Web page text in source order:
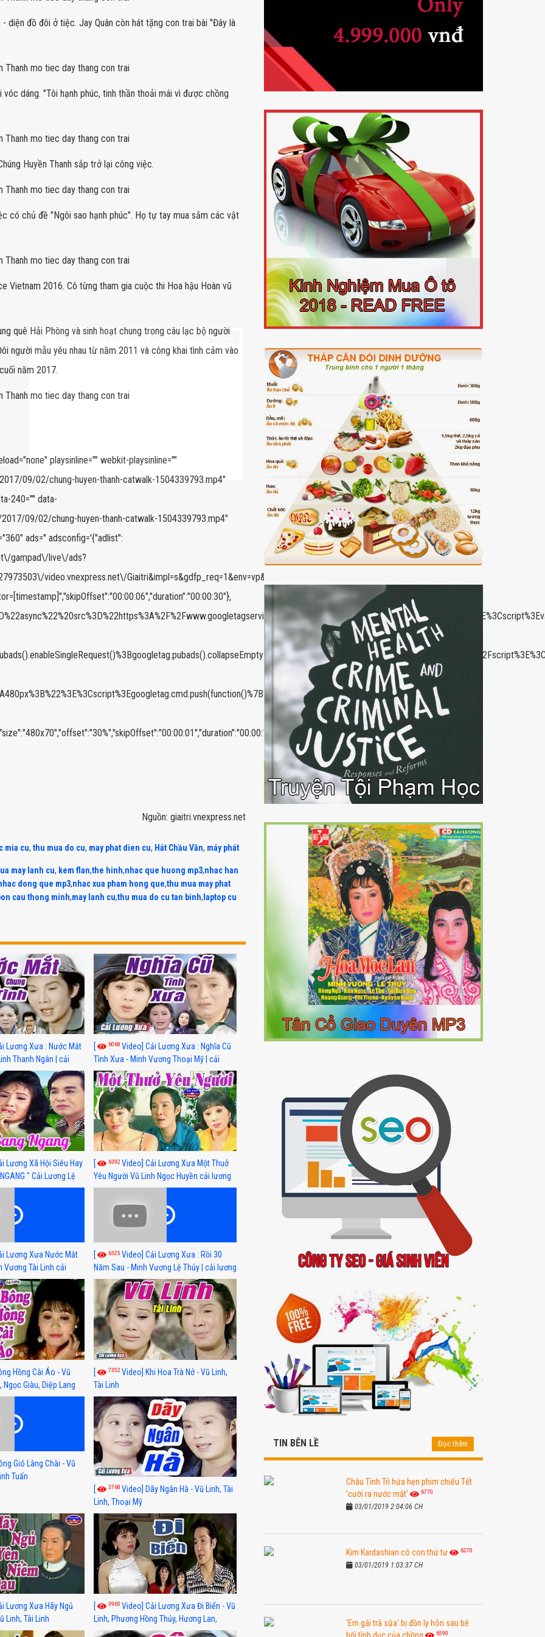
- diện đồ đôi ở tiệc. Jay Quân còn hát tặng con trai bài "Đây là
vóc dáng. "Tôi hạnh phúc, tinh thần thoải mái vì được chồng
Huyền Thanh sắp trở lại công việc.
có chủ đề "Ngôi sao hạnh phúc". Họ tự tay mua sắm các vật
Vietnam 2016. Cô từng tham gia cuộc thi Hoa hậu Hoàn vũ
quê Hải Phòng và sinh hoạt chung trong câu lạc bộ người
người mẫu yêu nhau từ năm 2011 và công khai tình cảm vào
năm 2017.
playsinline="" webkit-playsinline=""
09/02/chung-huyen-thanh-catwalk-1504339793.mp4"
240="" data-
09/02/chung-huyen-thanh-catwalk-1504339793.mp4"
ads='' adsconfig='{"adlist":
gampad\/live\/ads?
video.vnexpress.net\/Giaitri&impl=s&gdfp_req=1&env=vp&output=vast&unviewed_position_start=1&url=
Nguồn: giaitri.vnexpress.net
mia cu, thu mua do cu, may phat dien cu, Hát Chầu Văn, máy phát
may lanh cu, kem flan,the hinh,nhac que huong mp3,nhac han
dong que mp3,nhac xua pham hong que,thu mua may phat
cau thong minh,may lanh cu,thu mua do cu tan binh, laptop cu
Lương Xưa : Nước Mắt
Thanh Ngân | cải
[ 6068 Video] Cải Lương Xưa : Nghĩa Cũ
Tình Xưa - Minh Vương Thoại Mỹ | cải
lương xã hội hay nhất
Lương Xã Hội Siêu Hay
" Cải Lương Lệ
Hồng Nga
[ 6392 Video] Cải Lương Xưa Một Thuở
Yêu Người Vũ Linh Ngọc Huyền cải lương
xã hội hay nhất
Lương Xưa Nước Mắt
Vương Tài Linh cải
[ 6325 Video] Cải Lương Xưa : Rồi 30
Năm Sau - Minh Vương Lệ Thủy | cải lương
xã hội hay nhất
Hồng Cài Áo - Vũ
Ngọc Giàu, Diệp Lang
[ 7352 Video] Khi Hoa Trà Nở - Vũ Linh,
Tài Linh
Gió Làng Chài - Vũ
Tuấn
[
3768 Video] Dãy Ngân Hà - Vũ Linh, Tài
Linh, Thoại Mỹ
Lương Xưa Hãy Ngủ
Linh, Tài Linh
[ 3965 Video] Cải Lương Xưa Đi Biển - Vũ
Linh, Phương Hồng Thủy, Hương Lan,
Thanh Hằng
TIN BÊN LỀ Đọc thêm
Châu Tinh Trì hứa hẹn phim chiếu Tết
'cười ra nước mắt'
6770
03/01/2019 2:04:06 CH
Kim Kardashian có con thứ tư 6270
03/01/2019 1:03:37 CH
'Em gái trà sữa' bị đồn ly hôn sau bê
6590
Like Fanpage Để Ủng Hộ Chúng Tôi Duy Trì Website
Powered bynetcore.vn